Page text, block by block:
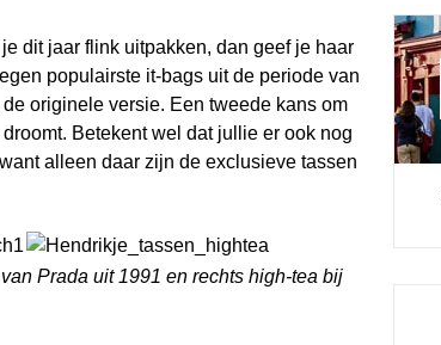
dit jaar flink uitpakken, dan geef je haar
populairste it-bags uit de periode van
originele versie. Een tweede kans om
Betekent wel dat jullie er ook nog
alleen daar zijn de exclusieve tassen
Prada uit 1991 en rechts high-tea bij